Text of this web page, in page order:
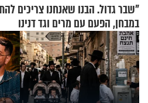
"שבר גדול. הבנו שאנחנו צריכים
במבחן, הפעם עם מרים וגד דנינו